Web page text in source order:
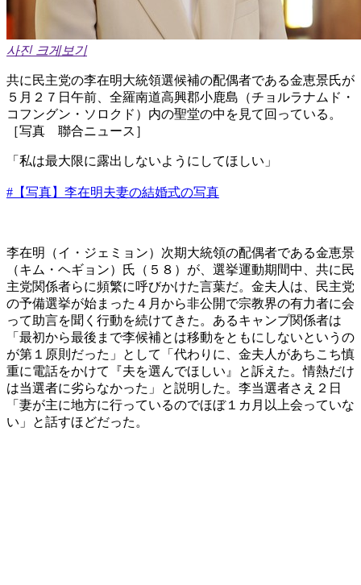
사진 크게보기
共に民主党の李在明大統領選候補の配偶者である金恵景氏が
５月２７日午前、全羅南道高興郡小鹿島（チョルラナムド・
コフングン・ソロクド）内の聖堂の中を見て回っている。
［写真 聯合ニュース］
「私は最大限に露出しないようにしてほしい」
#【写真】李在明夫妻の結婚式の写真
李在明（イ・ジェミョン）次期大統領の配偶者である金恵景
（キム・ヘギョン）氏（５８）が、選挙運動期間中、共に民
主党関係者らに頻繁に呼びかけた言葉だ。金夫人は、民主党
の予備選挙が始まった４月から非公開で宗教界の有力者に会
って助言を聞く行動を続けてきた。あるキャンプ関係者は
「最初から最後まで李候補とは移動をともにしないというの
が第１原則だった」として「代わりに、金夫人があちこち慎
重に電話をかけて『夫を選んでほしい』と訴えた。情熱だけ
は当選者に劣らなかった」と説明した。李当選者さえ２日
「妻が主に地方に行っているのでほぼ１カ月以上会っていな
い」と話すほどだった。